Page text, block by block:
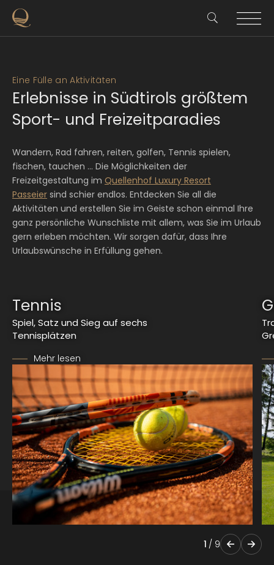
Erlebnisse in Südtirols größtem
Sport- und Freizeitparadies
Eine Fülle an Aktivitäten
Wandern, Rad fahren, reiten, golfen, Tennis spielen,
fischen, tauchen … Die Möglichkeiten der
Freizeitgestaltung im Quellenhof Luxury Resort
Passeier sind schier endlos. Entdecken Sie all die
Aktivitäten und erstellen Sie im Geiste schon einmal Ihre
ganz persönliche Wunschliste mit allem, was Sie im Urlaub
gern erleben möchten. Wir sorgen dafür, dass Ihre
Urlaubswünsche in Erfüllung gehen.
Tennis
Spiel, Satz und Sieg auf sechs
Tennisplätzen
Mehr lesen
1 / 9